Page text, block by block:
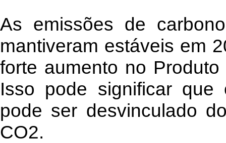
As emissões de
mantiveram estáveis em
forte aumento no
Isso pode significar que
pode ser desvinculado
CO2.